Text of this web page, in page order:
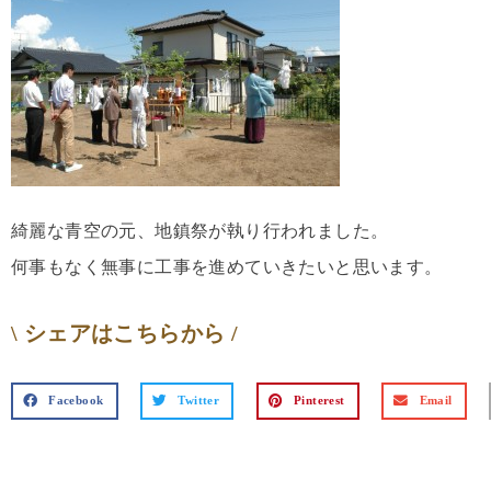
綺麗な青空の元、地鎮祭が執り行われました。
何事もなく無事に工事を進めていきたいと思います。
\ シェアはこちらから /
Facebook Twitter Pinterest Email